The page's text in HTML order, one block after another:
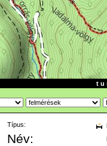
t u
Típus:
Név: